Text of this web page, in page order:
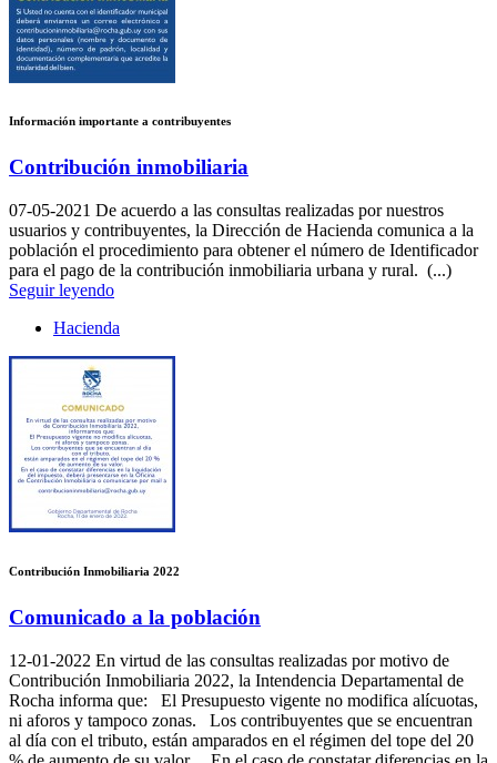
Información importante a contribuyentes
Contribución inmobiliaria
07-05-2021 De acuerdo a las consultas realizadas por nuestros
usuarios y contribuyentes, la Dirección de Hacienda comunica a la
población el procedimiento para obtener el número de Identificador
para el pago de la contribución inmobiliaria urbana y rural. (...)
Seguir leyendo
Hacienda
Contribución Inmobiliaria 2022
Comunicado a la población
12-01-2022 En virtud de las consultas realizadas por motivo de
Contribución Inmobiliaria 2022, la Intendencia Departamental de
Rocha informa que: El Presupuesto vigente no modifica alícuotas,
ni aforos y tampoco zonas. Los contribuyentes que se encuentran
al día con el tributo, están amparados en el régimen del tope del 20